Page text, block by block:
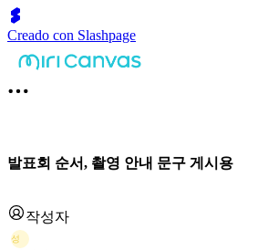
Creado con Slashpage
발표회 순서, 촬영 안내 문구 게시용
작성자
성